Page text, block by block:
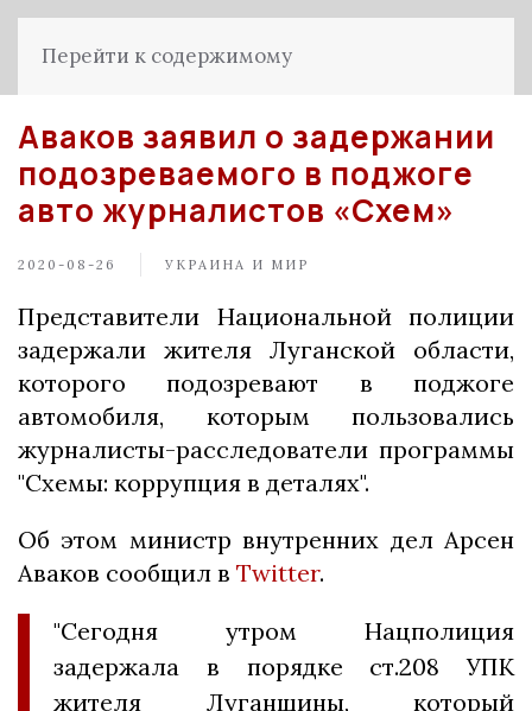
Перейти к содержимому
Аваков заявил о задержании
подозреваемого в поджоге
авто журналистов «Схем»
2020-08-26 УКРАИНА И МИР
Представители Национальной полиции
задержали жителя Луганской области,
которого подозревают в поджоге
автомобиля, которым пользовались
журналисты-расследователи программы
"Схемы: коррупция в деталях".
Об этом министр внутренних дел Арсен
Аваков сообщил в Twitter.
"Сегодня утром Нацполиция
задержала в порядке ст.208 УПК
жителя Луганщины, который